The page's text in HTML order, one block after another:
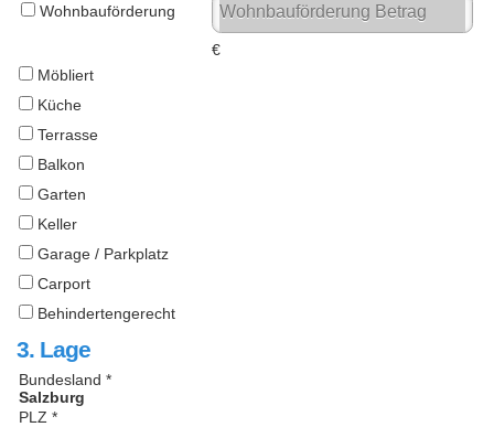
Wohnbauförderung
€
Möbliert
Küche
Terrasse
Balkon
Garten
Keller
Garage / Parkplatz
Carport
Behindertengerecht
3. Lage
Bundesland *
Salzburg
PLZ *